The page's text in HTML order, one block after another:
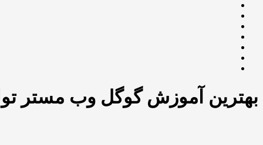
بهترین آموزش گوگل وب مستر